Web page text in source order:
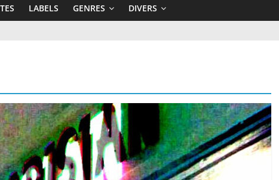
LABELS GENRES DIVERS